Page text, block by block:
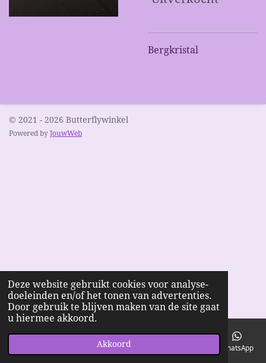
Deze website gebruikt cookies voor analyse-
doeleinden en/of het tonen van advertenties.
Door gebruik te blijven maken van de site gaat
u hiermee akkoord.
Akkoord
Bergkristal
© 2021 - 2026 Butterflywinkel
Powered by JouwWeb
Telefoonnummer WhatsApp